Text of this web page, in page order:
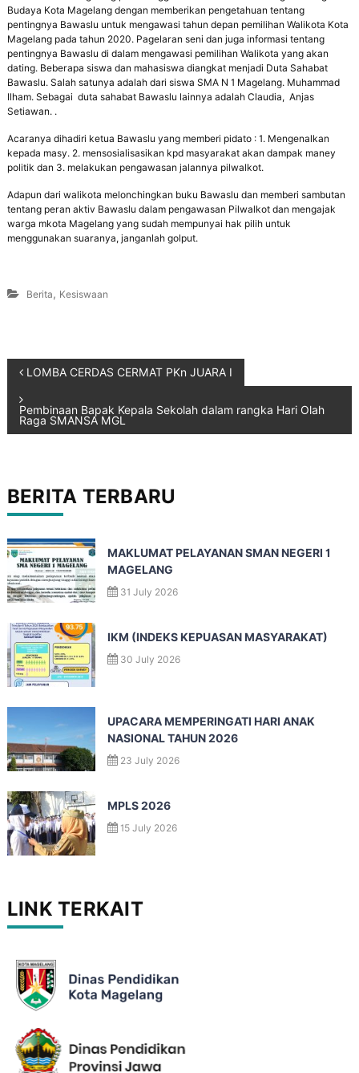
Budaya Kota Magelang dengan memberikan pengetahuan tentang
pentingnya Bawaslu untuk mengawasi tahun depan pemilihan Walikota Kota
Magelang pada tahun 2020. Pagelaran seni dan juga informasi tentang
pentingnya Bawaslu di dalam mengawasi pemilihan Walikota yang akan
dating. Beberapa siswa dan mahasiswa diangkat menjadi Duta Sahabat
Bawaslu. Salah satunya adalah dari siswa SMA N 1 Magelang. Muhammad
Ilham. Sebagai duta sahabat Bawaslu lainnya adalah Claudia, Anjas
Setiawan. .
Acaranya dihadiri ketua Bawaslu yang memberi pidato : 1. Mengenalkan
kepada masy. 2. mensosialisasikan kpd masyarakat akan dampak maney
politik dan 3. melakukan pengawasan jalannya pilwalkot.
Adapun dari walikota melonchingkan buku Bawaslu dan memberi sambutan
tentang peran aktiv Bawaslu dalam pengawasan Pilwalkot dan mengajak
warga mkota Magelang yang sudah mempunyai hak pilih untuk
menggunakan suaranya, janganlah golput.
Berita, Kesiswaan
LOMBA CERDAS CERMAT PKn JUARA I
Pembinaan Bapak Kepala Sekolah dalam rangka Hari Olah
Raga SMANSA MGL
BERITA TERBARU
MAKLUMAT PELAYANAN SMAN NEGERI 1
MAGELANG
31 July 2026
IKM (INDEKS KEPUASAN MASYARAKAT)
30 July 2026
UPACARA MEMPERINGATI HARI ANAK
NASIONAL TAHUN 2026
23 July 2026
MPLS 2026
15 July 2026
LINK TERKAIT